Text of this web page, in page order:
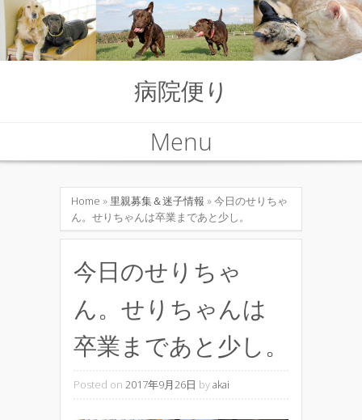
病院便り
Menu
Home » 里親募集＆迷子情報 » 今日のせりちゃ
ん。せりちゃんは卒業まであと少し。
今日のせりちゃ
ん。せりちゃんは
卒業まであと少し。
Posted on 2017年9月26日 byakai